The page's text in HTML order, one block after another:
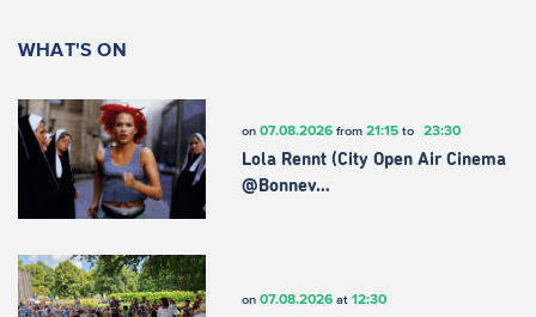
WHAT'S ON
on 07.08.2026from 21:15to 23:30
Lola Rennt (City Open Air Cinema
@Bonnev…
on 07.08.2026at 12:30